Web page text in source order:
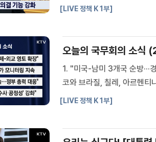
공정성 높일 개정 방안은?Q.
[LIVE 정책 K 1부]
오늘의 국무회의 소
1. "미국-남미 3개국 순방
코와 브라질, 칠레, 아르헨티
로벌 사우스'로 실용 외교 지
[LIVE 정책 K 1부]